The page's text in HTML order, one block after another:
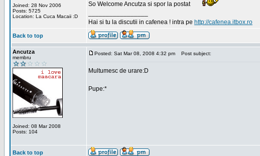
Joined: 28 Nov 2006
Posts: 5725
Location: La Cuca Macaii :D
So Welcome Ancutza si spor la postat
Hai si tu la discutii in cafenea ! intra pe http://cafenea.itbox.ro
Back to top
Ancutza
membru
Joined: 08 Mar 2008
Posts: 104
Posted: Sat Mar 08, 2008 4:32 pm Post subject:
Multumesc de urare:D
Pupe:*
Back to top